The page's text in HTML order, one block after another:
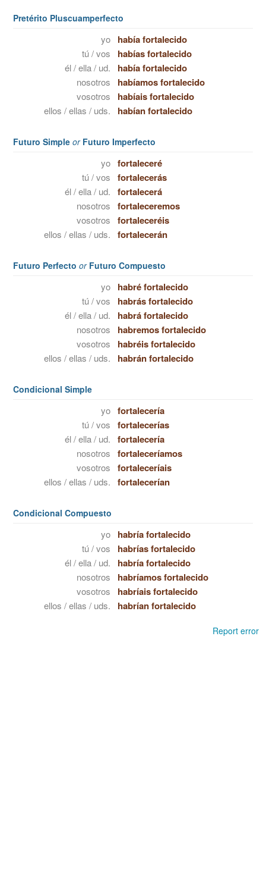
Pretérito Pluscuamperfecto
yo había fortalecido
tú / vos habías fortalecido
él / ella / ud. había fortalecido
nosotros habíamos fortalecido
vosotros habíais fortalecido
ellos / ellas / uds. habían fortalecido
Futuro Simple orFuturo Imperfecto
yo fortaleceré
tú / vos fortalecerás
él / ella / ud. fortalecerá
nosotros fortaleceremos
vosotros fortaleceréis
ellos / ellas / uds. fortalecerán
Futuro Perfecto orFuturo Compuesto
yo habré fortalecido
tú / vos habrás fortalecido
él / ella / ud. habrá fortalecido
nosotros habremos fortalecido
vosotros habréis fortalecido
ellos / ellas / uds. habrán fortalecido
Condicional Simple
yo fortalecería
tú / vos fortalecerías
él / ella / ud. fortalecería
nosotros fortaleceríamos
vosotros fortaleceríais
ellos / ellas / uds. fortalecerían
Condicional Compuesto
yo habría fortalecido
tú / vos habrías fortalecido
él / ella / ud. habría fortalecido
nosotros habríamos fortalecido
vosotros habríais fortalecido
ellos / ellas / uds. habrían fortalecido
Report error